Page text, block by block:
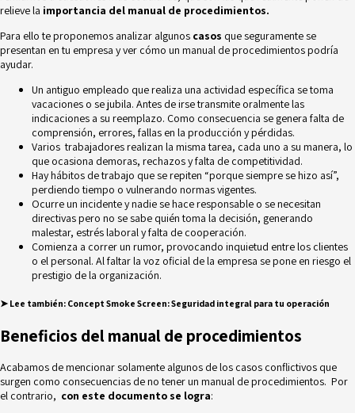
relieve la importancia del manual de procedimientos.
Para ello te proponemos analizar algunos casos que seguramente se
presentan en tu empresa y ver cómo un manual de procedimientos podría
ayudar.
Un antiguo empleado que realiza una actividad específica se toma
vacaciones o se jubila. Antes de irse transmite oralmente las
indicaciones a su reemplazo. Como consecuencia se genera falta de
comprensión, errores, fallas en la producción y pérdidas.
Varios trabajadores realizan la misma tarea, cada uno a su manera, lo
que ocasiona demoras, rechazos y falta de competitividad.
Hay hábitos de trabajo que se repiten “porque siempre se hizo así”,
perdiendo tiempo o vulnerando normas vigentes.
Ocurre un incidentey nadie se hace responsable o se necesitan
directivas pero no se sabe quién toma la decisión, generando
malestar, estrés laboral y falta de cooperación.
Comienza a correr un rumor, provocando inquietud entre los clientes
o el personal. Al faltar la voz oficial de la empresa se pone en riesgo el
prestigio de la organización.
➤ Lee también: Concept Smoke Screen: Seguridad integral para tu operación
Beneficios del manual de procedimientos
Acabamos de mencionar solamente algunos de los casos conflictivos que
surgen como consecuencias de no tener un manual de procedimientos. Por
el contrario, con este documento se logra: